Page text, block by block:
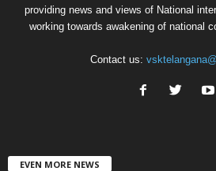
providing news and views of National
working towards awakening of national
Contact us:
EVEN MORE NEWS